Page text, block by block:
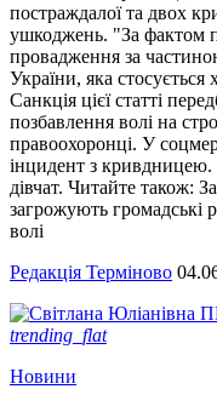
постраждалої та двох
ушкоджень. "За фактом
провадження за
України, яка стосується
Санкція цієї статті
позбавлення волі на
правоохоронці. У
інцидент з кривдницею.
дівчат. Читайте також:
загрожують громадські
волі
Редакція Терміново
trending_flat
Новини